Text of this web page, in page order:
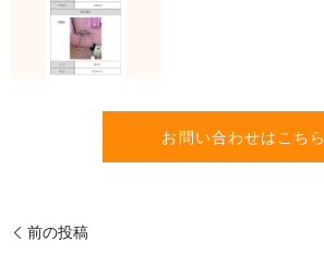
お問い合わせはこちら
前の投稿